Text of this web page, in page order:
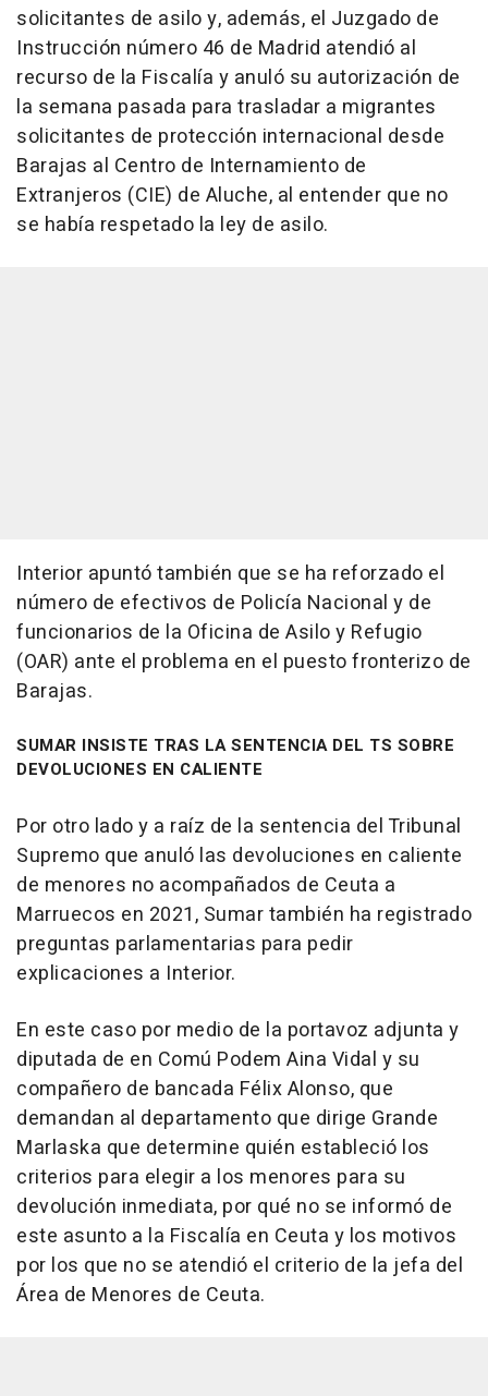
solicitantes de asilo y, además, el Juzgado de
Instrucción número 46 de Madrid atendió al
recurso de la Fiscalía y anuló su autorización de
la semana pasada para trasladar a migrantes
solicitantes de protección internacional desde
Barajas al Centro de Internamiento de
Extranjeros (CIE) de Aluche, al entender que no
se había respetado la ley de asilo.
Interior apuntó también que se ha reforzado el
número de efectivos de Policía Nacional y de
funcionarios de la Oficina de Asilo y Refugio
(OAR) ante el problema en el puesto fronterizo de
Barajas.
SUMAR INSISTE TRAS LA SENTENCIA DEL TS SOBRE
DEVOLUCIONES EN CALIENTE
Por otro lado y a raíz de la sentencia del Tribunal
Supremo que anuló las devoluciones en caliente
de menores no acompañados de Ceuta a
Marruecos en 2021, Sumar también ha registrado
preguntas parlamentarias para pedir
explicaciones a Interior.
En este caso por medio de la portavoz adjunta y
diputada de en Comú Podem Aina Vidal y su
compañero de bancada Félix Alonso, que
demandan al departamento que dirige Grande
Marlaska que determine quién estableció los
criterios para elegir a los menores para su
devolución inmediata, por qué no se informó de
este asunto a la Fiscalía en Ceuta y los motivos
por los que no se atendió el criterio de la jefa del
Área de Menores de Ceuta.